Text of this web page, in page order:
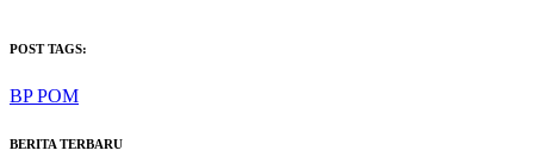
POST TAGS:
BP POM
BERITA TERBARU